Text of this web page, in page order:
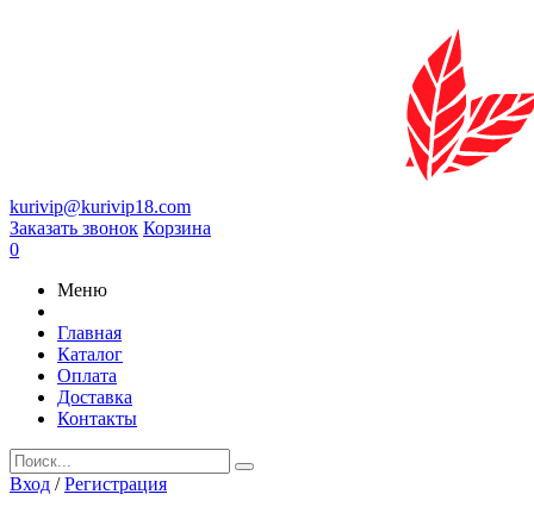
kurivip@kurivip18.com
Заказать звонок Корзина
0
Меню
Главная
Каталог
Оплата
Доставка
Контакты
Вход /Регистрация